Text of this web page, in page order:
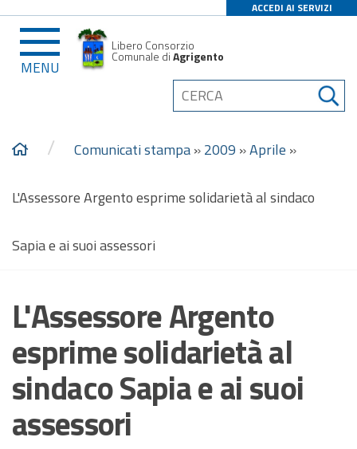
ACCEDI AI SERVIZI
MENU
Libero Consorzio
Comunale diAgrigento
/ Comunicati stampa»2009 »Aprile »
L'Assessore Argento esprime solidarietà al sindaco
Sapia e ai suoi assessori
L'Assessore Argento
esprime solidarietà al
sindaco Sapia e ai suoi
assessori